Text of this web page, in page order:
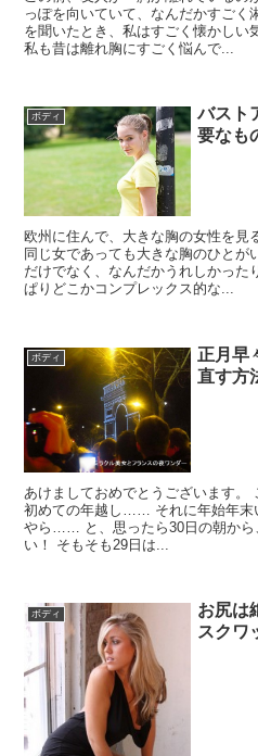
っぽを向いていて、なんだかすごく
を聞いたとき、私はすごく懐かしい
私も昔は離れ胸にすごく悩んで...
ボディ
バスト
要なも
欧州に住んで、大きな胸の女性を見
同じ女であっても大きな胸のひとが
だけでなく、なんだかうれしかっ
ぱりどこかコンプレックス的な...
ボディ
正月早
直す方
あけましておめでとうございます。
初めての年越し…… それに年始年末
やら…… と、思ったら30日の朝から
い！ そもそも29日は...
ボディ
お尻は
スクワ